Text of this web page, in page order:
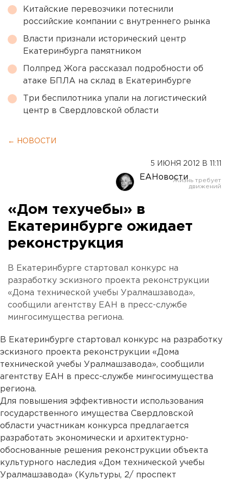
Китайские перевозчики потеснили
российские компании с внутреннего рынка
Власти признали исторический центр
Екатеринбурга памятником
Полпред Жога рассказал подробности об
атаке БПЛА на склад в Екатеринбурге
Три беспилотника упали на логистический
центр в Свердловской области
← НОВОСТИ
5 ИЮНЯ 2012 В 11:11
ЕАНовости
«Дом техучебы» в
Екатеринбурге ожидает
реконструкция
В Екатеринбурге стартовал конкурс на
разработку эскизного проекта реконструкции
«Дома технической учебы Уралмашзавода»,
сообщили агентству ЕАН в пресс-службе
мингосимущества региона.
В Екатеринбурге стартовал конкурс на разработку
эскизного проекта реконструкции «Дома
технической учебы Уралмашзавода», сообщили
агентству ЕАН в пресс-службе мингосимущества
региона.
Для повышения эффективности использования
государственного имущества Свердловской
области участникам конкурса предлагается
разработать экономически и архитектурно-
обоснованные решения реконструкции объекта
культурного наследия «Дом технической учебы
Уралмашзавода» (Культуры, 2/ проспект